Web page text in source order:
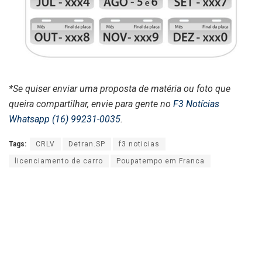
*Se quiser enviar uma proposta de matéria ou foto que
queira compartilhar, envie para gente no F3 Notícias
Whatsapp (16) 99231-0035.
Tags: CRLV Detran.SP f3 noticias
licenciamento de carro Poupatempo em Franca